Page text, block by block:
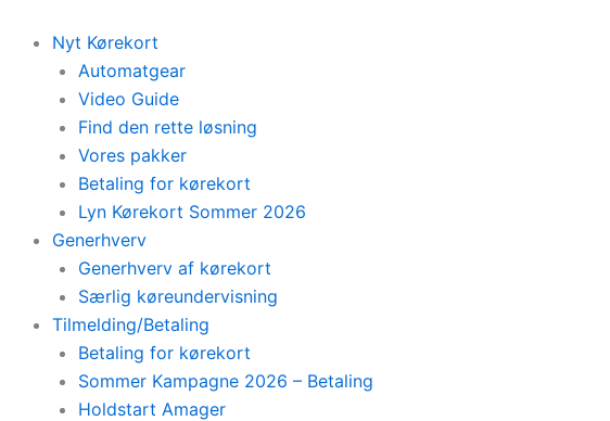
content
Nyt Kørekort
Automatgear
Video Guide
Find den rette løsning
Vores pakker
Betaling for kørekort
Lyn Kørekort Sommer 2026
Generhverv
Generhverv af kørekort
Særlig køreundervisning
Tilmelding/Betaling
Betaling for kørekort
Sommer Kampagne 2026 – Betaling
Holdstart Amager